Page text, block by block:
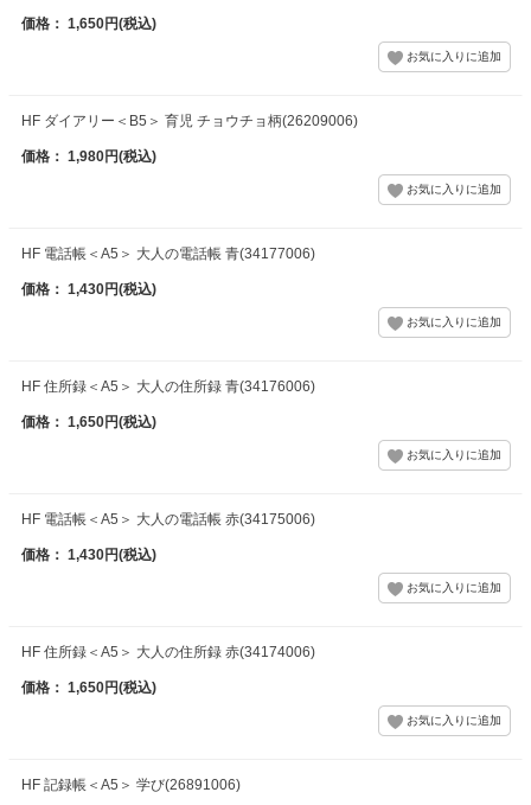
価格： 1,650円(税込)
HF ダイアリー＜B5＞ 育児 チョウチョ柄(26209006)
価格： 1,980円(税込)
HF 電話帳＜A5＞ 大人の電話帳 青(34177006)
価格： 1,430円(税込)
HF 住所録＜A5＞ 大人の住所録 青(34176006)
価格： 1,650円(税込)
HF 電話帳＜A5＞ 大人の電話帳 赤(34175006)
価格： 1,430円(税込)
HF 住所録＜A5＞ 大人の住所録 赤(34174006)
価格： 1,650円(税込)
HF 記録帳＜A5＞ 学び(26891006)